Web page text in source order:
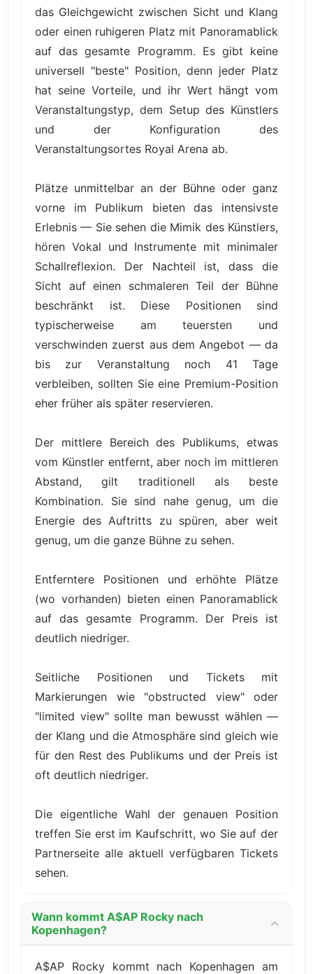
das Gleichgewicht zwischen Sicht und Klang
oder einen ruhigeren Platz mit Panoramablick
auf das gesamte Programm. Es gibt keine
universell "beste" Position, denn jeder Platz
hat seine Vorteile, und ihr Wert hängt vom
Veranstaltungstyp, dem Setup des Künstlers
und der Konfiguration des
Veranstaltungsortes Royal Arena ab.
Plätze unmittelbar an der Bühne oder ganz
vorne im Publikum bieten das intensivste
Erlebnis — Sie sehen die Mimik des Künstlers,
hören Vokal und Instrumente mit minimaler
Schallreflexion. Der Nachteil ist, dass die
Sicht auf einen schmaleren Teil der Bühne
beschränkt ist. Diese Positionen sind
typischerweise am teuersten und
verschwinden zuerst aus dem Angebot — da
bis zur Veranstaltung noch 41 Tage
verbleiben, sollten Sie eine Premium-Position
eher früher als später reservieren.
Der mittlere Bereich des Publikums, etwas
vom Künstler entfernt, aber noch im mittleren
Abstand, gilt traditionell als beste
Kombination. Sie sind nahe genug, um die
Energie des Auftritts zu spüren, aber weit
genug, um die ganze Bühne zu sehen.
Entferntere Positionen und erhöhte Plätze
(wo vorhanden) bieten einen Panoramablick
auf das gesamte Programm. Der Preis ist
deutlich niedriger.
Seitliche Positionen und Tickets mit
Markierungen wie "obstructed view" oder
"limited view" sollte man bewusst wählen —
der Klang und die Atmosphäre sind gleich wie
für den Rest des Publikums und der Preis ist
oft deutlich niedriger.
Die eigentliche Wahl der genauen Position
treffen Sie erst im Kaufschritt, wo Sie auf der
Partnerseite alle aktuell verfügbaren Tickets
sehen.
Wann kommt A$AP Rocky nach
Kopenhagen?
A$AP Rocky kommt nach Kopenhagen am